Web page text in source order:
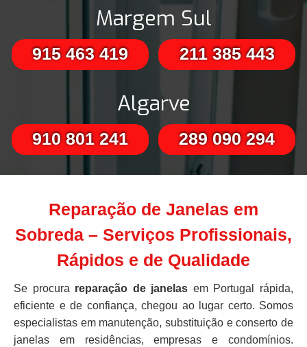
Margem Sul
915 463 419 211 385 443
Algarve
910 801 241 289 090 294
Reparação de Janelas em
Sobreda – Serviços Profissionais,
Rápidos e de Qualidade
Se procura reparação de janelas em Portugal rápida,
eficiente e de confiança, chegou ao lugar certo. Somos
especialistas em manutenção, substituição e conserto de
janelas em residências, empresas e condomínios.